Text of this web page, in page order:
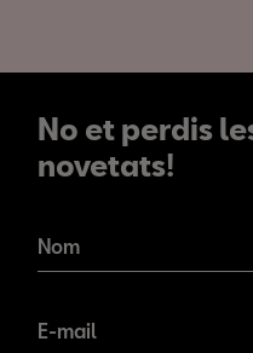
No et perdis
novetats!
novetats!
Nom
E-mail